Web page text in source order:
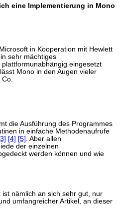
eine Implementierung in Mono
in Kooperation mit Hewlett
sehr mächtiges
eingesetzt
Mono in den Augen vieler
Co.
die Ausführung des Programmes
in einfache Methodenaufrufe
[4] [5] . Aber allen
der einzelnen
werden können und wie
nämlich an sich sehr gut, nur
umfangreicher Artikel, an dieser